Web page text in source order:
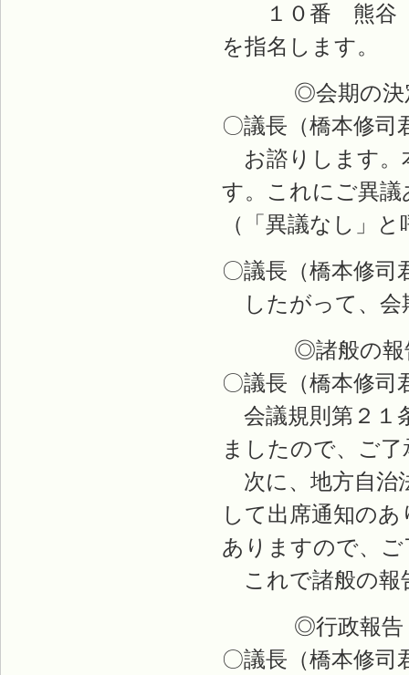
１０番 熊
を指名します。
◎会期の決
〇議長（橋本修
お諮りします。
す。これにご異
（「異議なし」
〇議長（橋本修
したがって、会
◎諸般の報
〇議長（橋本修
会議規則第２１
ましたので、ご
次に、地方自治
して出席通知の
ありますので、
これで諸般の報
◎行政報告
〇議長（橋本修